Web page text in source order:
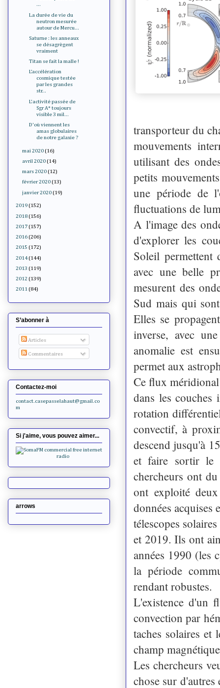
transporteur du
mouvements
utilisant des
petits
une période de
fluctuations de
A l'image des
d'explorer les
Soleil permettent
avec une belle
mesurent des
Sud mais qui
Elles se
inverse, avec
anomalie est
permet aux
Ce flux
dans les couches
rotation
convectif, à
descend jusqu'à
et faire sortir le
chercheurs ont
ont exploité
données acquises
télescopes
et 2019. Ils ont
années 1990 (les
la période
rendant robustes.
L'existence d'un
convection par
taches solaires
champ
Les chercheurs
chose sur
...
La durée de vie du
neutron mesurée
autour de Mercu...
Saturne : les anneaux
se désagrègent
vraiment
Titan se fait la malle !
L’accélération
cosmique testée
par les grandes
str...
L'activité passée de
Sgr A* toujours
visible 3 mil...
D'où viennent les
amas globulaires
de notre galaxie ?
mai 2020 (16)
avril 2020 (14)
mars 2020 (12)
février 2020 (13)
janvier 2020 (19)
2019 (152)
2018 (156)
2017 (157)
2016 (206)
2015 (172)
2014 (144)
2013 (119)
2012 (139)
2011 (84)
S’abonner à
Articles
Commentaires
Contactez-moi
contact.casepasselahaut@gmail.co
m
Si j'aime, vous pouvez aimer...
arrows